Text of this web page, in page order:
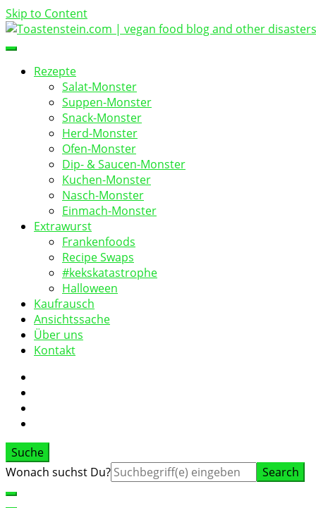
Skip to Content
Toastenstein.com
vegan food blog
Rezepte
Salat-Monster
Suppen-Monster
Snack-Monster
Herd-Monster
Ofen-Monster
Dip- & Saucen-Monster
Kuchen-Monster
Nasch-Monster
Einmach-Monster
Extrawurst
Frankenfoods
Recipe Swaps
#kekskatastrophe
Halloween
Kaufrausch
Ansichtssache
Über uns
Kontakt
Suche
Suche
Wonach suchst Du?